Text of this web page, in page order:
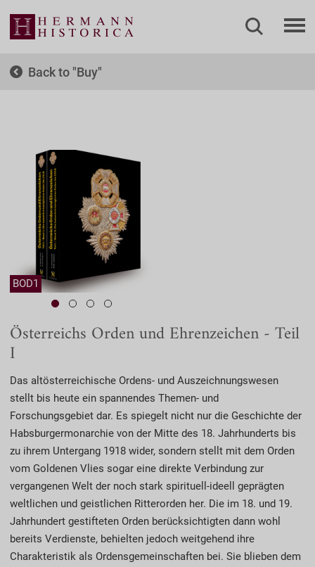
Back to Buy
BOD1
Österreichs Orden und Ehrenzeichen - Teil
I
Das altösterreichische Ordens- und Auszeichnungswesen
stellt bis heute ein spannendes Themen- und
Forschungsgebiet dar. Es spiegelt nicht nur die Geschichte der
Habsburgermonarchie von der Mitte des 18. Jahrhunderts bis
zu ihrem Untergang 1918 wider, sondern stellt mit dem Orden
vom Goldenen Vlies sogar eine direkte Verbindung zur
vergangenen Welt der noch stark spirituell-ideell geprägten
weltlichen und geistlichen Ritterorden her. Die im 18. und 19.
Jahrhundert gestifteten Orden berücksichtigten dann wohl
bereits Verdienste, behielten jedoch weitgehend ihre
Charakteristik als Ordensgemeinschaften bei. Sie blieben dem